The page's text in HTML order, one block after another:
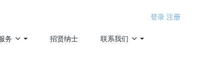
登录 注册
务 招贤纳士 联系我们